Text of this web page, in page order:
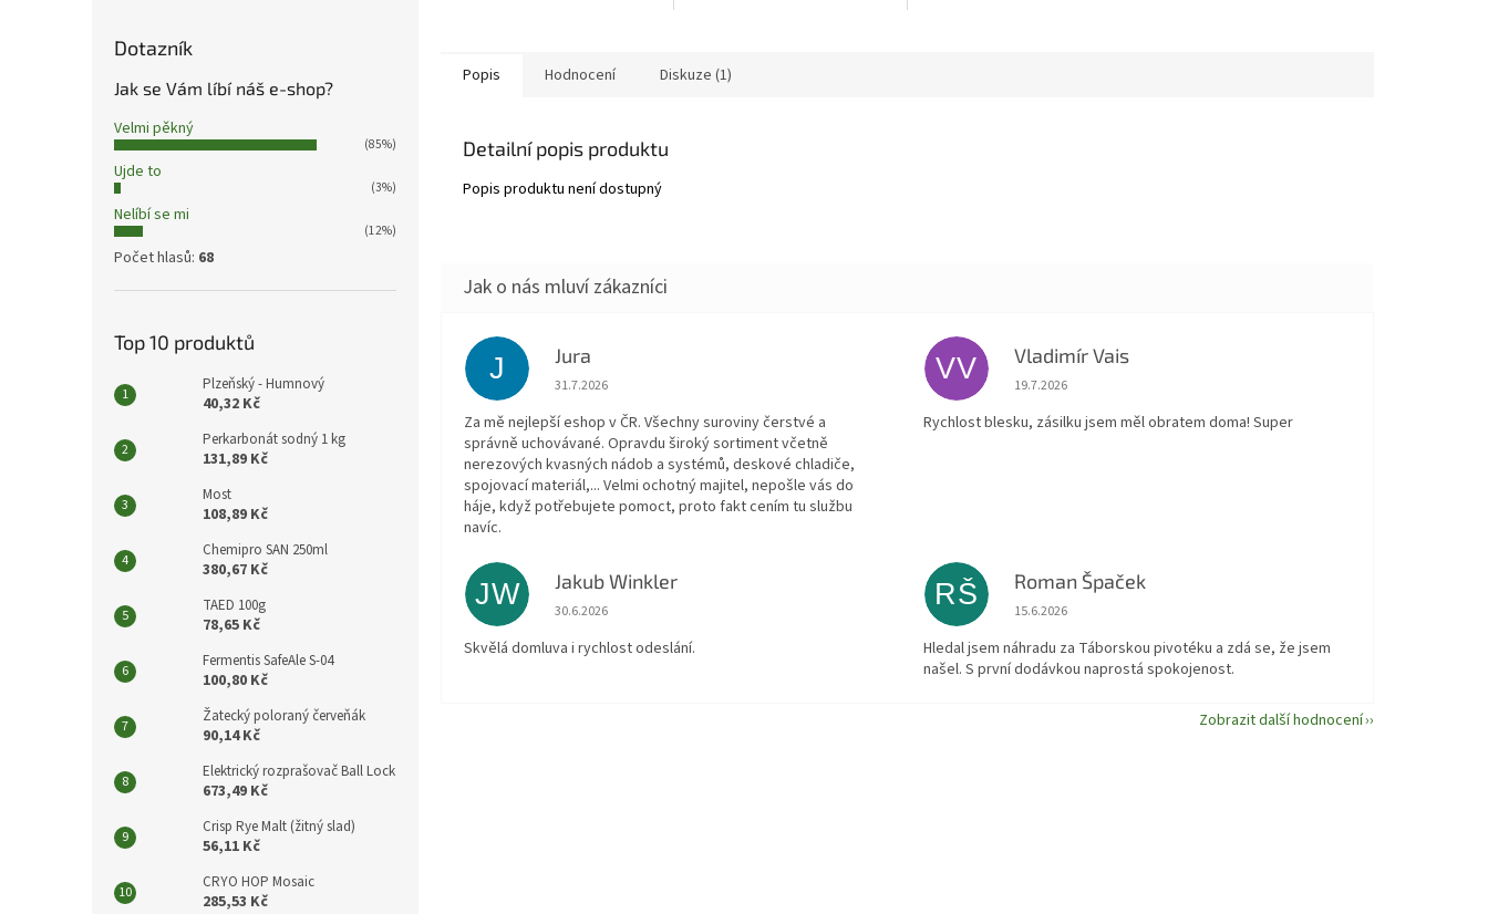
Dotazník
Jak se Vám líbí náš e-shop?
Velmi pěkný
(85%)
Ujde to
(3%)
Nelíbí se mi
(12%)
Počet hlasů: 68
Top 10 produktů
Plzeňský - Humnový
40,32 Kč
Perkarbonát sodný 1 kg
131,89 Kč
Most
108,89 Kč
Chemipro SAN 250ml
380,67 Kč
TAED 100g
78,65 Kč
Fermentis SafeAle S-04
100,80 Kč
Žatecký poloraný červeňák
90,14 Kč
Elektrický rozprašovač Ball Lock
673,49 Kč
Crisp Rye Malt (žitný slad)
56,11 Kč
CRYO HOP Mosaic
285,53 Kč
Popis Hodnocení Diskuze (1)
Detailní popis produktu
Popis produktu není dostupný
J Jura
Hodnocení obchodu je 5 z 5 hvězdiček.
31.7.2026
Za mě nejlepší eshop v ČR. Všechny suroviny čerstvé a
správně uchovávané. Opravdu široký sortiment včetně
nerezových kvasných nádob a systémů, deskové chladiče,
spojovací materiál,... Velmi ochotný majitel, nepošle vás do
háje, když potřebujete pomoct, proto fakt cením tu službu
navíc.
VV Vladimír Vais
Hodnocení obchodu je 5 z 5 hvězdiček.
19.7.2026
Rychlost blesku, zásilku jsem měl obratem doma! Super
JW Jakub Winkler
Hodnocení obchodu je 5 z 5 hvězdiček.
30.6.2026
Skvělá domluva i rychlost odeslání.
RŠ Roman Špaček
Hodnocení obchodu je 5 z 5 hvězdiček.
15.6.2026
Hledal jsem náhradu za Táborskou pivotéku a zdá se, že jsem
našel. S první dodávkou naprostá spokojenost.
Zobrazit další hodnocení